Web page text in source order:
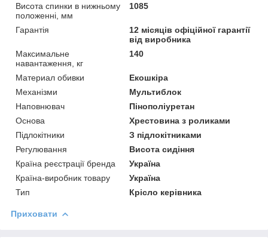
Висота спинки в нижньому
положенні, мм
1085
Гарантія
12 місяців офіційної гарантії
від виробника
Максимальне
навантаження, кг
140
Материал обивки
Екошкіра
Механізми
Мультиблок
Наповнювач
Пінополіуретан
Основа
Хрестовина з роликами
Підлокітники
З підлокітниками
Регулювання
Висота сидіння
Країна реєстрації бренда
Україна
Країна-виробник товару
Україна
Тип
Крісло керівника
Приховати